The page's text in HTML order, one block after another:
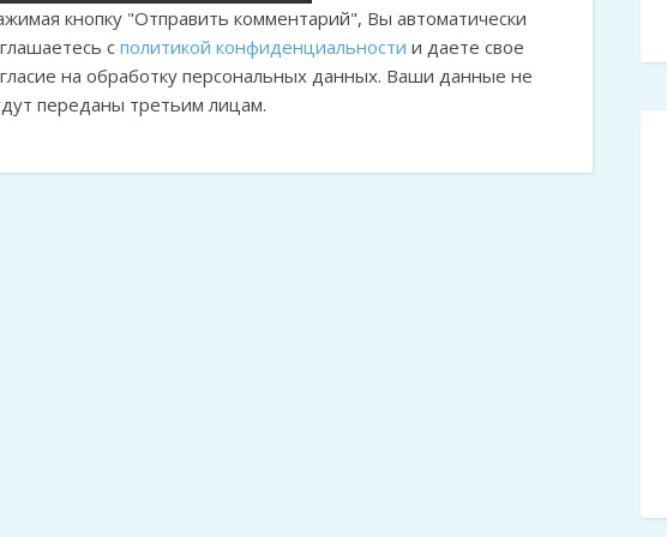
кнопку "Отправить комментарий", Вы автоматически
с политикой конфиденциальности и даете свое
на обработку персональных данных. Ваши данные не
переданы третьим лицам.